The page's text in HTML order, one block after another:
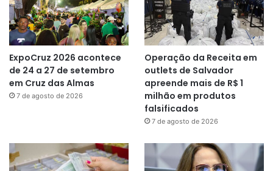
ExpoCruz 2026 acontece
de 24 a 27 de setembro
em Cruz das Almas
7 de agosto de 2026
Operação da Receita em
outlets de Salvador
apreende mais de R$ 1
milhão em produtos
falsificados
7 de agosto de 2026